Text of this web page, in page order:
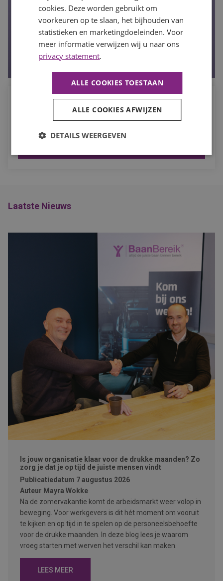
Job Alert
Ontvang de laatste vacatures in jouw vakgebied direct in je
Laatste Nieuws
Is jouw organisatie klaar voor de drukke maanden? Zo
zorg je dat je op tijd de juiste mensen vindt
Publicatiedatum 7 augustus 2026
Auteur Mayra Wokke
Na de zomervakantie komt de arbeidsmarkt weer volop in
beweging. Voor werkgevers is dit hét moment om vooruit
te kijken en op tijd in te spelen op de personeelsbehoefte
voor de drukke maanden. In deze blog lees je waarom
vroeg starten met werven het verschil kan maken.
LEES MEER
cookies. Deze worden gebruikt om
voorkeuren op te slaan, het bijhouden van
statistieken en marketingdoeleinden. Voor
meer informatie verwijzen wij u naar ons
privacy statement.
ALLE COOKIES TOESTAAN
ALLE COOKIES AFWIJZEN
DETAILS WEERGEVEN